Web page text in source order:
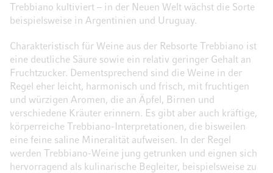
Trebbiano kultiviert – in der Neuen Welt wächst die Sorte
beispielsweise in Argentinien und Uruguay.
Charakteristisch für Weine aus der Rebsorte Trebbiano ist
eine deutliche Säure sowie ein relativ geringer Gehalt an
Fruchtzucker. Dementsprechend sind die Weine in der
Regel eher leicht, harmonisch und frisch, mit fruchtigen
und würzigen Aromen, die an Äpfel, Birnen und
verschiedene Kräuter erinnern. Es gibt aber auch kräftige,
körperreiche Trebbiano-Interpretationen, die bisweilen
eine feine saline Mineralität aufweisen. In der Regel
werden Trebbiano-Weine jung getrunken und eignen sich
hervorragend als kulinarische Begleiter, beispielsweise zu